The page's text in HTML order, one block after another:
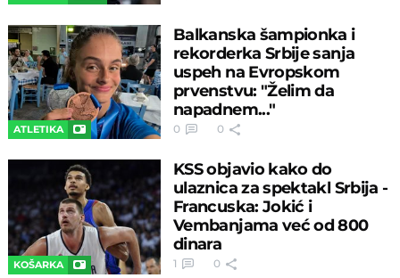
ATLETIKA
Balkanska šampionka i
rekorderka Srbije sanja
uspeh na Evropskom
prvenstvu: "Želim da
napadnem..."
0 0
KOŠARKA
KSS objavio kako do
ulaznica za spektakl Srbija -
Francuska: Jokić i
Vembanjama već od 800
dinara
1 0